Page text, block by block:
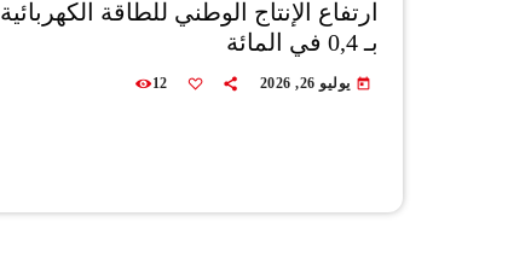
ارتفاع الإنتاج الوطني للطاقة الكهربائية
بـ 0,4 في المائة
today يوليو 26, 2026 12